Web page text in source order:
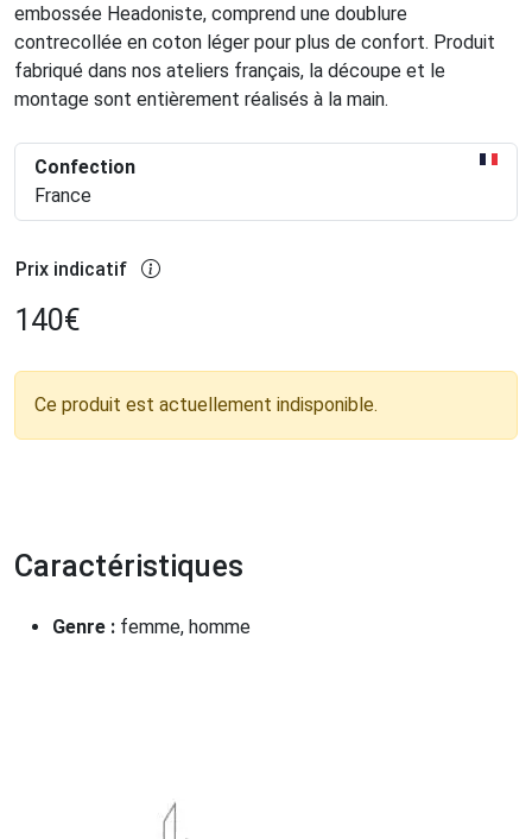
embossée Headoniste, comprend une doublure
contrecollée en coton léger pour plus de confort. Produit
fabriqué dans nos ateliers français, la découpe et le
montage sont entièrement réalisés à la main.
Confection
France
Prix indicatif
140€
Ce produit est actuellement indisponible.
Caractéristiques
Genre : femme, homme